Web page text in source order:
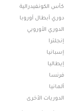
كأس الكونفيدرالية
دوري أبطال أوروبا
الدوري الأوروبي
إنجلترا
إسبانيا
إيطاليا
فرنسا
ألمانيا
الدوريات الأخرى